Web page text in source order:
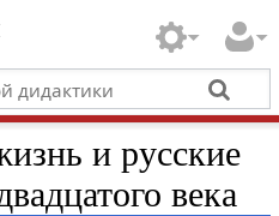
и русские
века